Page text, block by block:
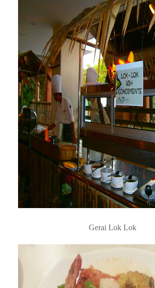
Nilah Lok Lok namanya...